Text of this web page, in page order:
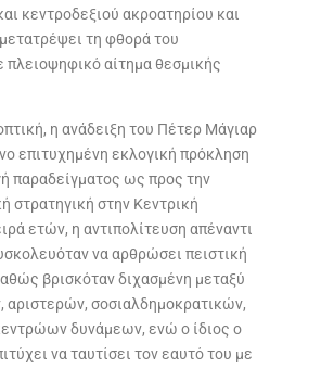
κεντροδεξιού ακροατηρίου και
τη φθορά του
αίτημα θεσμικής
η ανάδειξη του Πέτερ Μάγιαρ
επιτυχημένη εκλογική πρόκληση
παραδείγματος ως προς την
στρατηγική στην Κεντρική
ετών, η αντιπολίτευση απέναντι
να αρθρώσει πειστική
βρισκόταν διχασμένη μεταξύ
σοσιαλδημοκρατικών,
δυνάμεων, ενώ ο ίδιος ο
να ταυτίσει τον εαυτό του με